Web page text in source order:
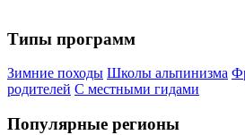
Типы программ
Зимние походы Школы альпинизма
родителей С местными гидами
Популярные регионы